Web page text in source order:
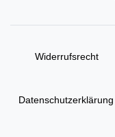
Widerrufs­recht
Daten­schutz­erklärung